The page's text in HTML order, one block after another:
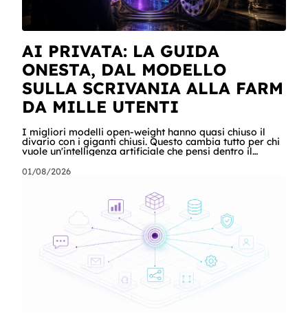
AI PRIVATA: LA GUIDA
ONESTA, DAL MODELLO
SULLA SCRIVANIA ALLA FARM
DA MILLE UTENTI
I migliori modelli open-weight hanno quasi chiuso il
divario con i giganti chiusi. Questo cambia tutto per chi
vuole un'intelligenza artificiale che pensi dentro il
chiunque abbia dati che non possono uscire. Ma la
quanto costa davvero, gradino per gradino, e cosa
serve perché un modello in casa sia sovranità e non un
far west privato. Questa guida racconta entrambe, con
esempi per ogni tagli
01/08/2026